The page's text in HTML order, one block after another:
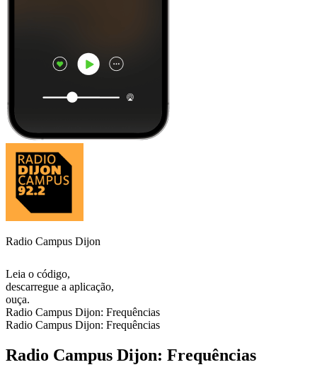
Radio Campus Dijon
Leia o código,
descarregue a aplicação,
ouça.
Radio Campus Dijon: Frequências
Radio Campus Dijon: Frequências
Radio Campus Dijon: Frequências